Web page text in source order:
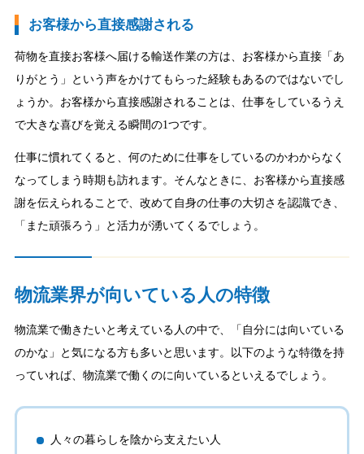
お客様から直接感謝される
荷物を直接お客様へ届ける輸送作業の方は、お客様から直接「あ
りがとう」という声をかけてもらった経験もあるのではないでし
ょうか。お客様から直接感謝されることは、仕事をしているうえ
で大きな喜びを覚える瞬間の1つです。
仕事に慣れてくると、何のために仕事をしているのかわからなく
なってしまう時期も訪れます。そんなときに、お客様から直接感
謝を伝えられることで、改めて自身の仕事の大切さを認識でき、
「また頑張ろう」と活力が湧いてくるでしょう。
物流業界が向いている人の特徴
物流業で働きたいと考えている人の中で、「自分には向いている
のかな」と気になる方も多いと思います。以下のような特徴を持
っていれば、物流業で働くのに向いているといえるでしょう。
人々の暮らしを陰から支えたい人